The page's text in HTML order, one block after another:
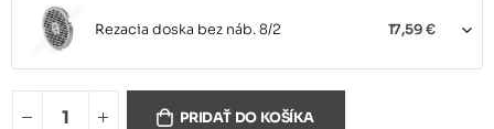
Rezacia doska bez náb. 8/2 17,59 €
Rezacia doska bez náb. 8/3
PRIDAŤ DO KOŠÍKA